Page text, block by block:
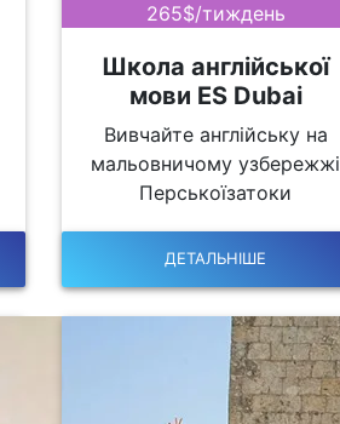
265$/тиждень
Школа англійської
мови ES Dubai
Вивчайте англійську на
мальовничому узбережжі
Перськоїзатоки
ДЕТАЛЬНІШЕ